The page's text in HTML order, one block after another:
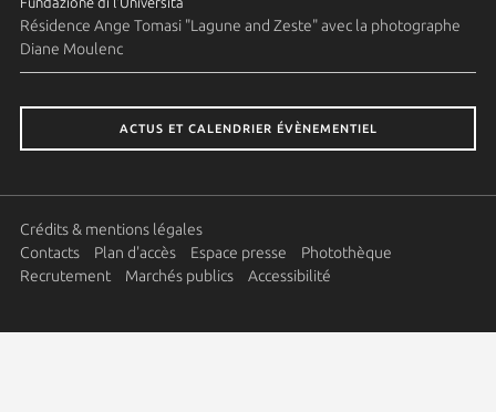
Résidence Ange Tomasi "Lagune and Zeste" avec la photographe
Diane Moulenc
ACTUS ET CALENDRIER ÉVÈNEMENTIEL
Crédits & mentions légales
Contacts
Plan d'accès Espace presse
Photothèque
Recrutement
Marchés publics Accessibilité